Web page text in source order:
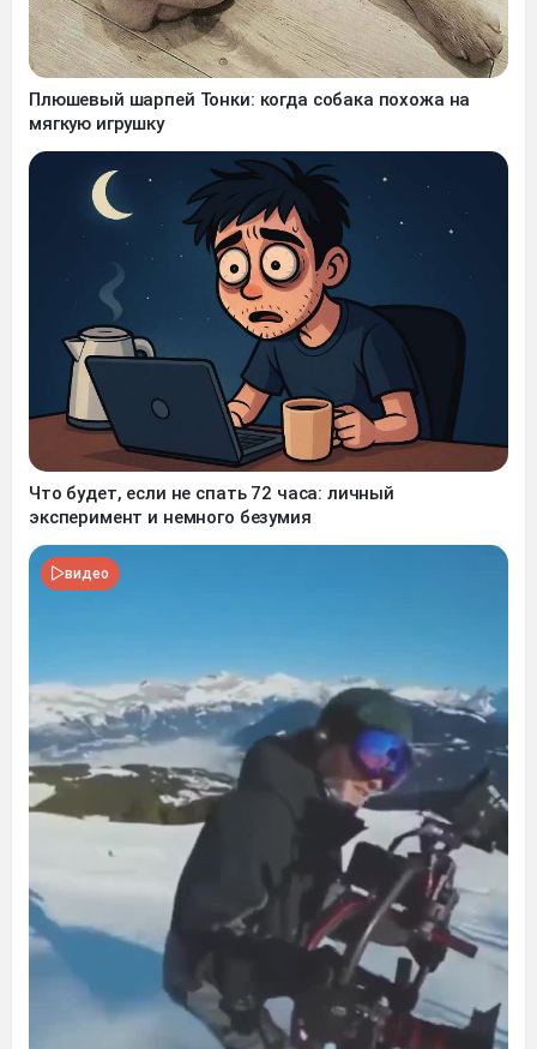
Плюшевый шарпей Тонки: когда собака похожа на
мягкую игрушку
Что будет, если не спать 72 часа: личный
эксперимент и немного безумия
видео